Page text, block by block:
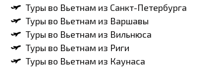
Туры во Вьетнам из Санкт-Петербурга
Туры во Вьетнам из Варшавы
Туры во Вьетнам из Вильнюса
Туры во Вьетнам из Риги
Туры во Вьетнам из Каунаса